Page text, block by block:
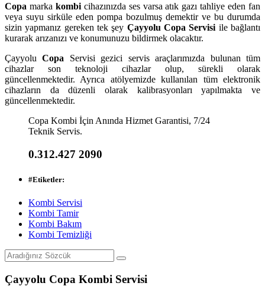
Copa marka kombi cihazınızda ses varsa atık gazı tahliye eden fan
veya suyu sirküle eden pompa bozulmuş demektir ve bu durumda
sizin yapmanız gereken tek şey Çayyolu Copa Servisi ile bağlantı
kurarak arızanızı ve konumunuzu bildirmek olacaktır.
ÇayyoluCopa Servisi gezici servis araçlarımızda bulunan tüm
cihazlar son teknoloji cihazlar olup, sürekli olarak
güncellenmektedir. Ayrıca atölyemizde kullanılan tüm elektronik
cihazların da düzenli olarak kalibrasyonları yapılmakta ve
güncellenmektedir.
Copa Kombi İçin Anında Hizmet Garantisi, 7/24
Teknik Servis.
0.312.427 2090
#Etiketler:
Kombi Servisi
Kombi Tamir
Kombi Bakım
Kombi Temizliği
Çayyolu Copa Kombi Servisi